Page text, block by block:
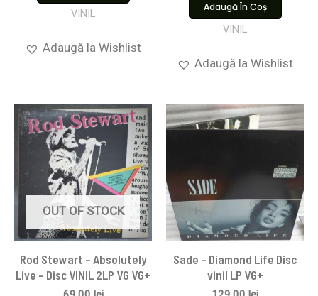
VINIL
Adaugă la Wishlist
Adaugă În Coș
VINIL
Adaugă la Wishlist
OUT OF STOCK
Rod Stewart – Absolutely
Live – Disc VINIL 2LP VG VG+
Sade – Diamond Life Disc
vinil LP VG+